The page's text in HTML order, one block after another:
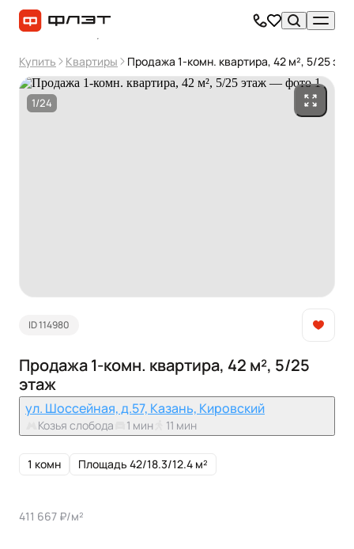
Купить Квартиры Продажа 1-комн. квартира, 42 м², 5/25
1/24
ID 114980
Продажа 1-комн. квартира, 42 м², 5/25
этаж
ул. Шоссейная, д.57, Казань, Кировский
Козья слобода 1 мин 11 мин
1 комн Площадь 42/18.3/12.4 м²
411 667 ₽/м²